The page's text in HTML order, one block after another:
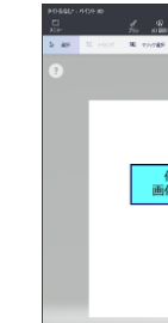
空白の画面上
る。メニュー